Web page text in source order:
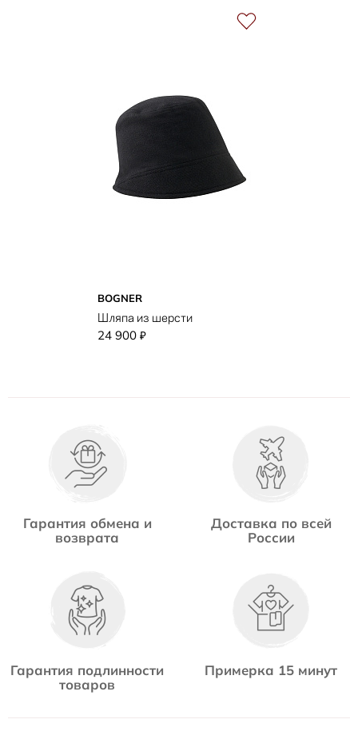
BOGNER
Шляпа из шерсти
24 900 ₽
Гарантия обмена и
возврата
Доставка по всей
России
Гарантия подлинности
товаров
Примерка 15 минут